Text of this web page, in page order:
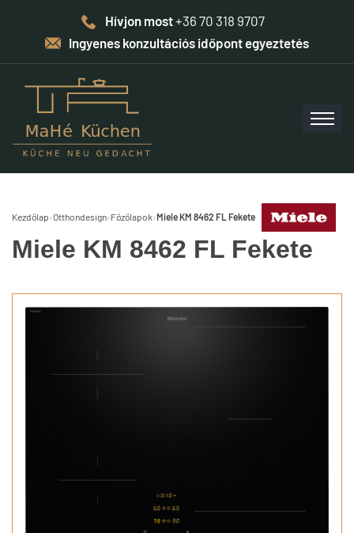
Hívjon most+36 70 318 9707
Ingyenes konzultációs időpont egyeztetés
Kezdőlap›Otthondesign› Főzőlapok›Miele KM 8462 FL Fekete
Miele KM 8462 FL Fekete